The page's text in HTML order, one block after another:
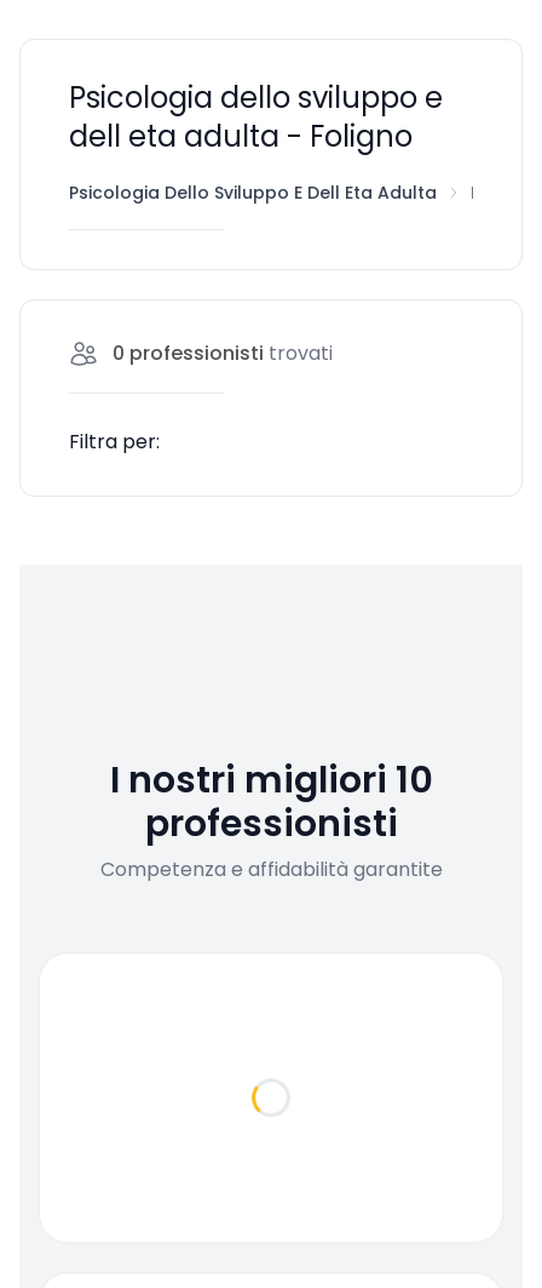
Psicologia dello sviluppo e
dell eta adulta - Foligno
Psicologia Dello Sviluppo E Dell Eta Adulta
0 professionisti trovati
Filtra per:
I nostri migliori 10
professionisti
Competenza e affidabilità garantite
Loading...